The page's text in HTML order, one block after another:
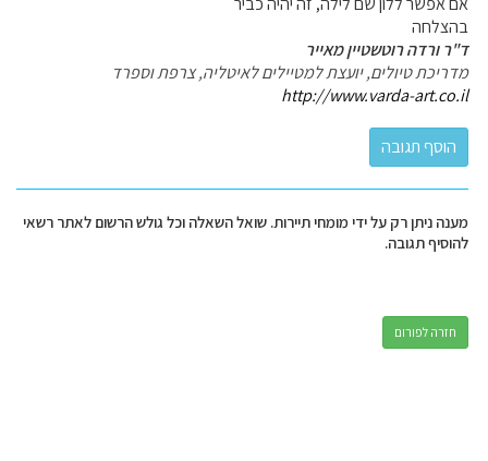
בהצלחה
ד"ר ורדה רוטשטיין מאייר
מדריכת טיולים, יועצת למטיילים לאיטליה, צרפת וספרד
http://www.varda-art.co.il
מענה ניתן רק על ידי מומחי תיירות. שואל השאלה וכל גולש הרשום לאתר רשאי
להוסיף תגובה.
חזרה לפורום